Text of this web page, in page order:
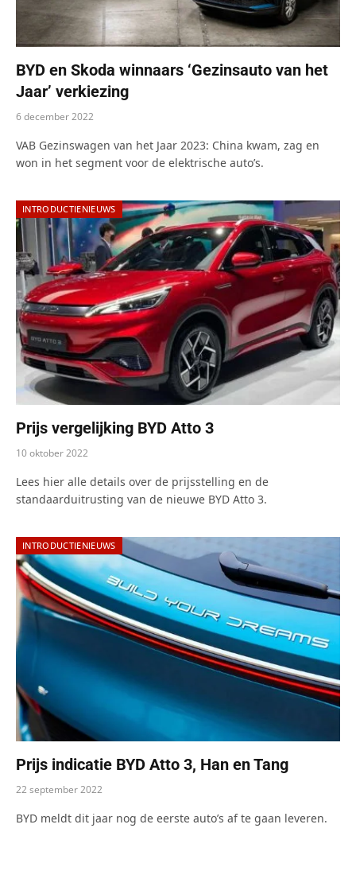
BYD en Skoda winnaars ‘Gezinsauto van het
Jaar’ verkiezing
6 december 2022
VAB Gezinswagen van het Jaar 2023: China kwam, zag en
won in het segment voor de elektrische auto’s.
INTRODUCTIENIEUWS
Prijs vergelijking BYD Atto 3
10 oktober 2022
Lees hier alle details over de prijsstelling en de
standaarduitrusting van de nieuwe BYD Atto 3.
INTRODUCTIENIEUWS
Prijs indicatie BYD Atto 3, Han en Tang
22 september 2022
BYD meldt dit jaar nog de eerste auto’s af te gaan leveren.